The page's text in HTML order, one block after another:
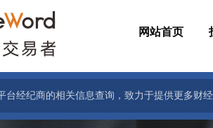
网站首页
台经纪商的相关信息查询，致力于提供更多财